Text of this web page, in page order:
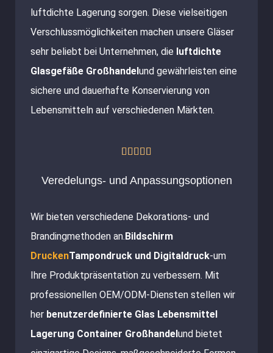
luftdichte Lagerung sorgen. Diese vielseitigen
Verschlussmöglichkeiten machen unsere Gläser
sehr beliebt bei Unternehmen, die luftdichte
Glasgefäße Großhandelund gewährleisten eine
sichere und dauerhafte Konservierung von
Lebensmitteln auf verschiedenen Märkten.
    
Veredelungs- und Anpassungsoptionen
Wir bieten verschiedene Dekorations- und
Brandingmethoden an. Bildschirm
DruckenTampondruck und Digitaldruck-um
Ihre Produktpräsentation zu verbessern. Mit
professionellen OEM/ODM-Diensten stellen wir
her benutzerdefinierte Glas Lebensmittel
Lagerung Container Großhandel und bietet